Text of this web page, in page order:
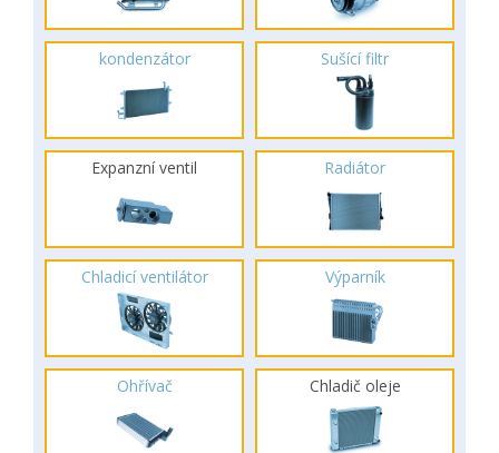
kondenzátor Sušící filtr
Expanzní ventil Radiátor
Chladicí ventilátor Výparník
Ohřívač Chladič oleje